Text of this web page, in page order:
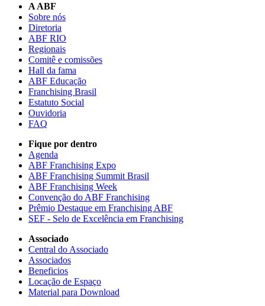
A ABF
Sobre nós
Diretoria
ABF RIO
Regionais
Comitê e comissões
Hall da fama
ABF Educação
Franchising Brasil
Estatuto Social
Ouvidoria
FAQ
Fique por dentro
Agenda
ABF Franchising Expo
ABF Franchising Summit Brasil
ABF Franchising Week
Convenção do ABF Franchising
Prêmio Destaque em Franchising ABF
SEF - Selo de Excelência em Franchising
Associado
Central do Associado
Associados
Beneficios
Locação de Espaço
Material para Download